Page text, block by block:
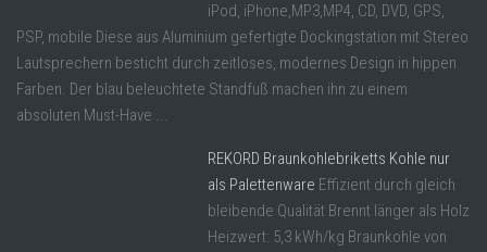
iPod, iPhone,MP3,MP4, CD, DVD, GPS,
PSP, mobile Diese aus Aluminium gefertigte Dockingstation mit Stereo
Lautsprechern besticht durch zeitloses, modernes Design in hippen
Farben. Der blau beleuchtete Standfuß machen ihn zu einem
absoluten Must-Have ...
REKORD Braunkohlebriketts Kohle nur
als Palettenware Effizient durch gleich
bleibende Qualität Brennt länger als Holz
Heizwert: 5,3 kWh/kg Braunkohle von